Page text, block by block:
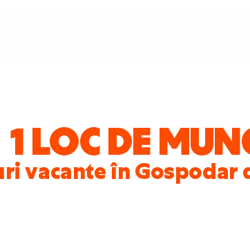
1 LOC DE
vacante în Gospodar